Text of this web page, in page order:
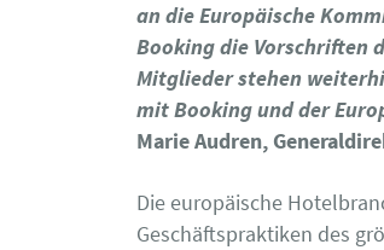
an die Europäische
Booking die Vorschriften
Mitglieder stehen
mit Booking und der
Marie Audren,
Die europäische
Geschäftspraktiken des